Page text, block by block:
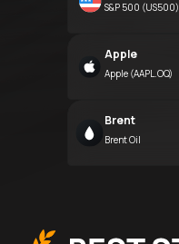
S&P 500 (US500)
Apple
Apple (AAPL.OQ)
Brent
Brent Oil